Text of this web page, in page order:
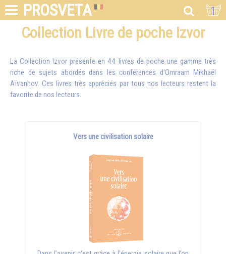
PROSVETA 1
Collection Livre de poche Izvor
La Collection Izvor présente en 44 livres de poche une gamme très
riche de sujets abordés dans les conférences d'Omraam Mikhaël
Aïvanhov. Ces livres très appréciés par tous nos lecteurs restent la
favorite de nos lecteurs.
Vers une civilisation solaire